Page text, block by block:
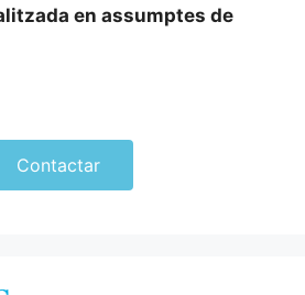
en assumptes de
Contactar